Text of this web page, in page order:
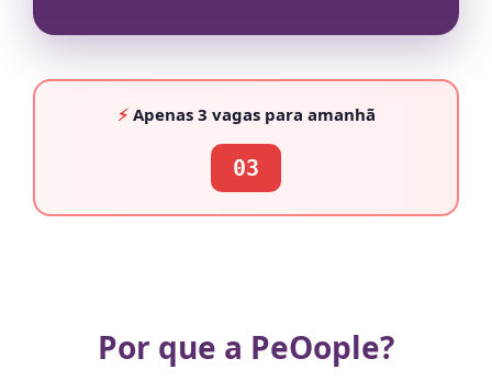
⚡Apenas 3 vagaspara amanhã
03
Por que a PeOople?